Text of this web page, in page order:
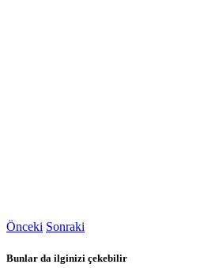
Önceki Sonraki
Bunlar da ilginizi çekebilir